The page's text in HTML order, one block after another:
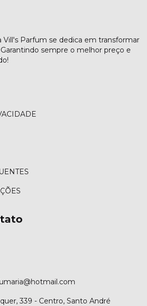
Vill's Parfum se dedica em transformar
sempre o melhor preço e
339 - Centro, Santo André